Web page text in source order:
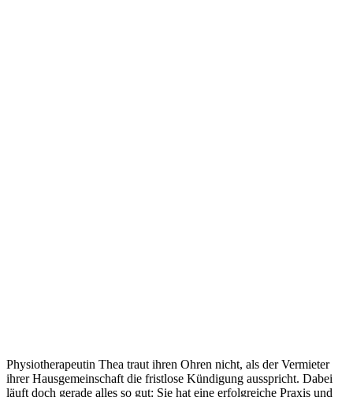
Physiotherapeutin Thea traut ihren Ohren nicht, als der Vermieter
ihrer Hausgemeinschaft die fristlose Kündigung ausspricht. Dabei
läuft doch gerade alles so gut: Sie hat eine erfolgreiche Praxis und